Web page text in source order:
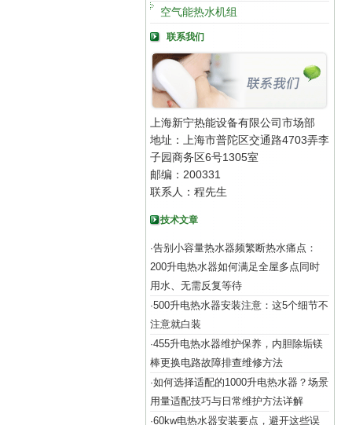
空气能热水机组
联系我们
上海新宁热能设备有限公司市场部
地址：上海市普陀区交通路4703弄李
子园商务区6号1305室
邮编：200331
联系人：程先生
技术文章
·告别小容量热水器频繁断热水痛点：
200升电热水器如何满足全屋多点同时
用水、无需反复等待
·500升电热水器安装注意：这5个细节不
注意就白装
·455升电热水器维护保养，内胆除垢镁
棒更换电路故障排查维修方法
·如何选择适配的1000升电热水器？场景
用量适配技巧与日常维护方法详解
·60kw电热水器安装要点，避开这些误